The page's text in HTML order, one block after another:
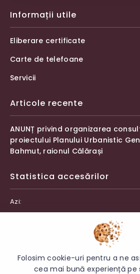
Informații utile
Eliberare certificate
Carte de telefoane
Servicii
Articole recente
ANUNȚ privind organizarea
proiectului Planului Urbanistic
Bahmut, raionul Călărași
Statistica accesărilor
Azi:
Folosim cookie-uri pentru a ne
cea mai bună experiență pe